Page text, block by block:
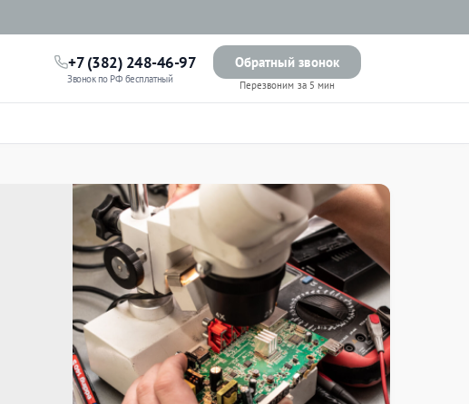
+7 (382) 248-46-97
Звонок по РФ бесплатный
Обратный звонок
Перезвоним за 5 мин